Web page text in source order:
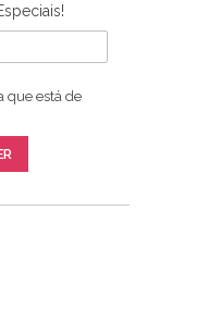
com um
da
que está de